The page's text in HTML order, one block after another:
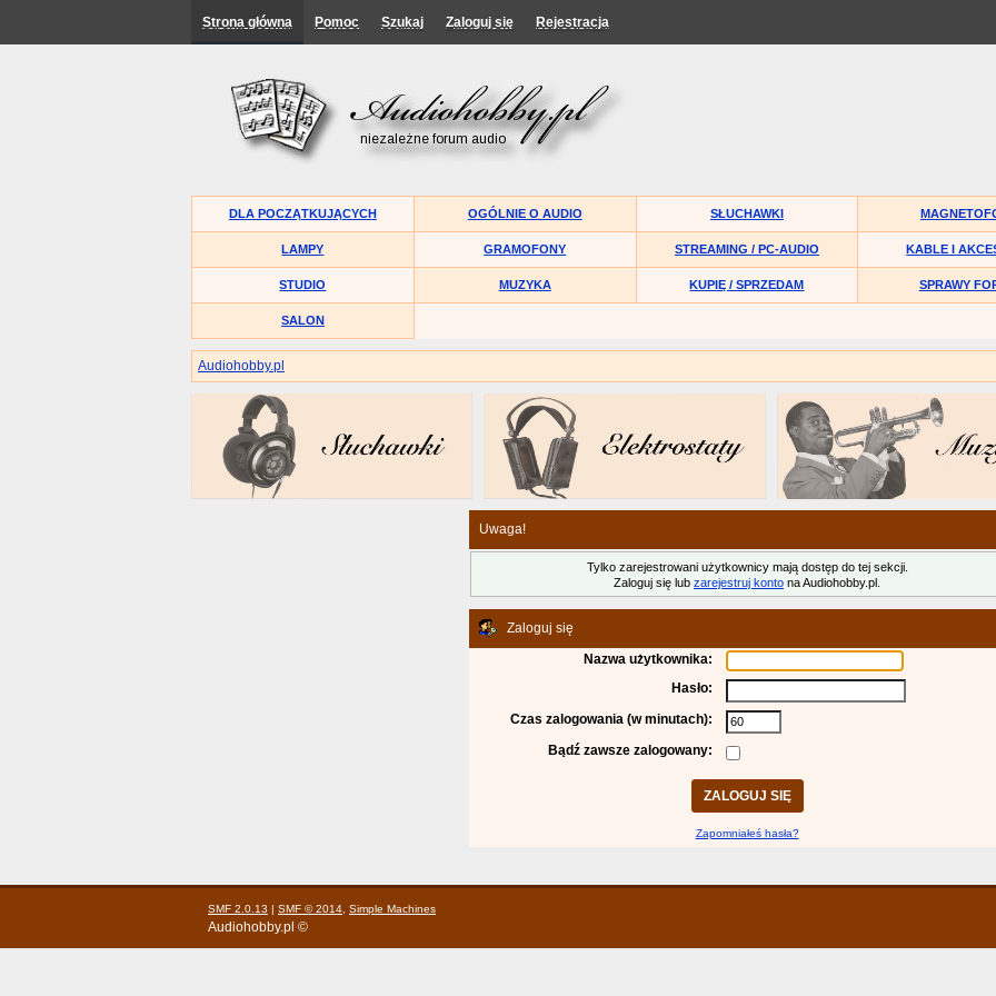
Strona główna Pomoc Szukaj Zaloguj się Rejestracja
DLA POCZĄTKUJĄCYCH OGÓLNIE O AUDIO SŁUCHAWKI
LAMPY GRAMOFONY STREAMING / PC-AUDIO KABLE I
STUDIO MUZYKA KUPIĘ / SPRZEDAM SPRAWY
SALON
Audiohobby.pl
Uwaga!
Tylko zarejestrowani użytkownicy mają dostęp do tej sekcji.
Zaloguj się lub zarejestruj konto na Audiohobby.pl.
Zaloguj się
Nazwa użytkownika:
Hasło:
Czas zalogowania (w minutach):
Bądź zawsze zalogowany:
Zapomniałeś hasła?
SMF 2.0.13 | SMF © 2014 Simple Machines
Audiohobby.pl ©